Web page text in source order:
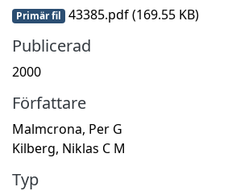
Primär fil 43385.pdf(169.55 KB)
Publicerad
2000
Författare
Malmcrona, Per G
Kilberg, Niklas C M
Typ